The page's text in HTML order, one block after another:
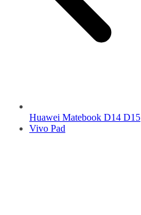
Huawei Matebook D14 D15
Vivo Pad